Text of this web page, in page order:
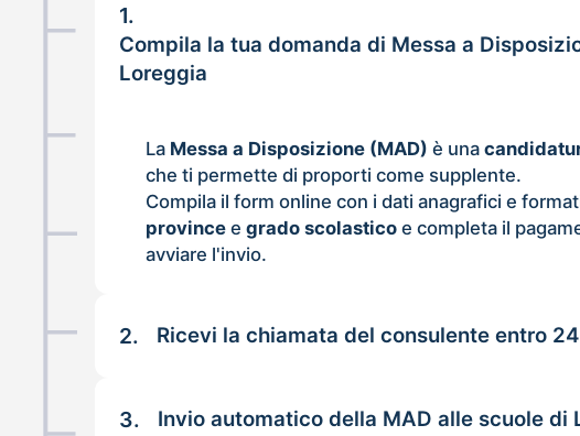
1.
Compila la tua domanda di Messa a
Loreggia
La Messa a Disposizione (MAD) è una
che ti permette di proporti come supplente.
Compila il form online con i dati anagrafici e
province egrado scolastico e completa il
avviare l'invio.
2. Ricevi la chiamata del consulente entro
3. Invio automatico della MAD alle scuole di